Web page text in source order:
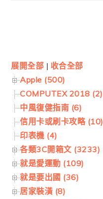
展開全部 | 收合全部
Apple (500)
COMPUTEX 2018 (2)
中風復健指南 (6)
信用卡或刷卡攻略 (10)
印表機 (4)
各類3C開箱文 (3233)
就是愛運動 (109)
就是要出國 (36)
居家裝潢 (8)